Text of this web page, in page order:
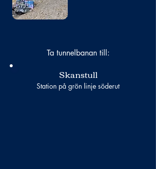
Ta tunnelbanan till:
Skanstull
Station på grön linje söderut